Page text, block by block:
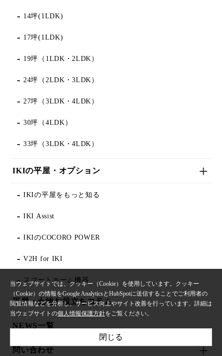
14坪(1LDK)
17坪(1LDK)
19坪（1LDK・2LDK）
24坪（2LDK・3LDK）
27坪（3LDK・4LDK）
30坪（4LDK）
33坪（3LDK・4LDK）
IKIの平屋・オプション
IKIの平屋をもっと知る
IKI Assist
IKIのCOCORO POWER
V2H for IKI
スマートホーム機器
平屋・土地お役立ちコラム
NEWS一覧
問い合わせ
当ウェブサイトでは、クッキー（Cookie）を使用しています。クッキー
（Cookie）の情報をGoogle AnalyticsとHubSpotに送信することでご利用者の
閲覧情報などを分析し、サービス向上やサイト改善を行っています。詳細は
当ウェブサイトの個人情報保護方針をご覧ください。
閉じる